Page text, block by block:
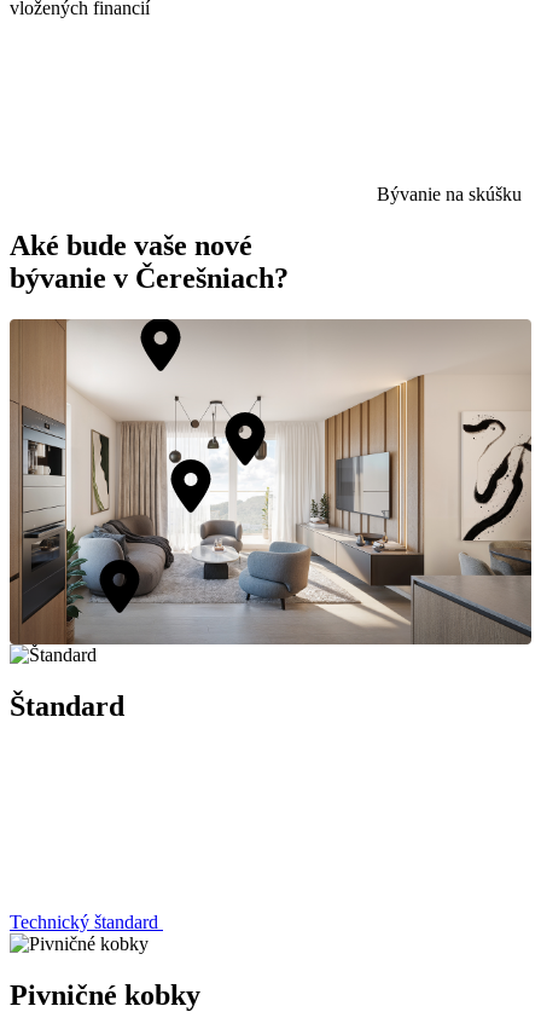
vložených financií
Bývanie na skúšku
Aké bude vaše nové
bývanie v Čerešniach?
Štandard
Technický štandard
Pivničné kobky